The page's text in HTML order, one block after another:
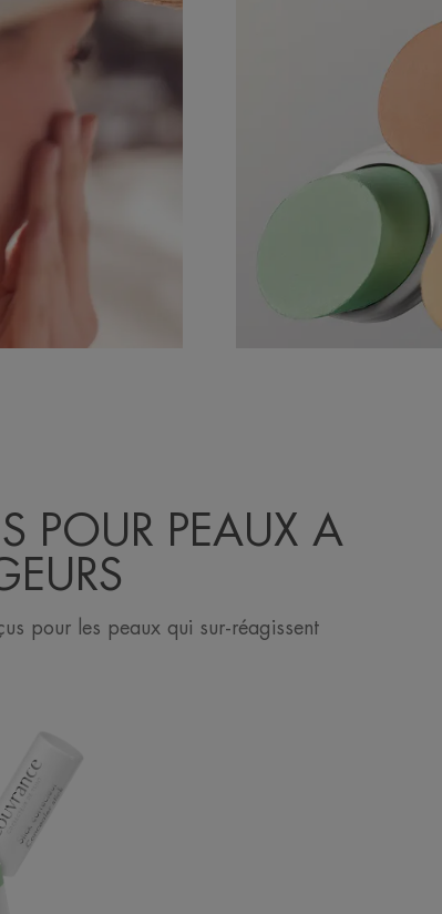
POUR PEAUX A
pour les peaux qui sur-réagissent
vert